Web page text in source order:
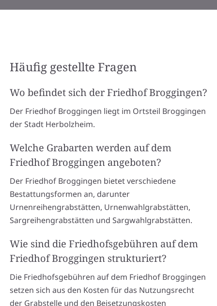
Häufig gestellte Fragen
Wo befindet sich der Friedhof Broggingen?
Der Friedhof Broggingen liegt im Ortsteil Broggingen
der Stadt Herbolzheim.
Welche Grabarten werden auf dem
Friedhof Broggingen angeboten?
Der Friedhof Broggingen bietet verschiedene
Bestattungsformen an, darunter
Urnenreihengrabstätten, Urnenwahlgrabstätten,
Sargreihengrabstätten und Sargwahlgrabstätten.
Wie sind die Friedhofsgebühren auf dem
Friedhof Broggingen strukturiert?
Die Friedhofsgebühren auf dem Friedhof Broggingen
setzen sich aus den Kosten für das Nutzungsrecht
der Grabstelle und den Beisetzungskosten